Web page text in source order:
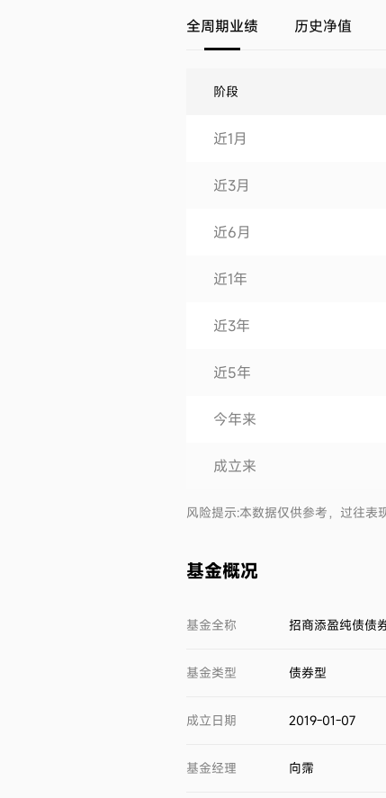
全周期业绩 历史净值
阶段
近1月
近3月
近6月
近1年
近3年
近5年
今年来
成立来
风险提示:本数据仅供参考，过往表
基金概况
基金全称 招商添盈纯债债
基金类型 债券型
成立日期 2019-01-07
基金经理 向霈